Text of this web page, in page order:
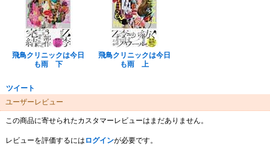
飛鳥クリニックは今日
も雨 下
飛鳥クリニックは今日
も雨 上
ツイート
ユーザーレビュー
この商品に寄せられたカスタマーレビューはまだありません。
レビューを評価するには ログインが必要です。